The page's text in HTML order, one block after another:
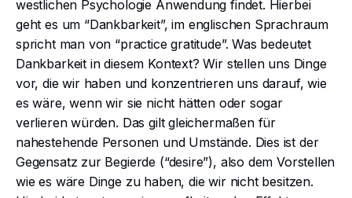
westlichen Psychologie Anwendung findet. Hierbei
geht es um “Dankbarkeit”, im englischen Sprachraum
spricht man von “practice gratitude”. Was bedeutet
Dankbarkeit in diesem Kontext? Wir stellen uns Dinge
vor, die wir haben und konzentrieren uns darauf, wie
es wäre, wenn wir sie nicht hätten oder sogar
verlieren würden. Das gilt gleichermaßen für
nahestehende Personen und Umstände. Dies ist der
Gegensatz zur Begierde (“desire”), also dem Vorstellen
wie es wäre Dinge zu haben, die wir nicht besitzen.